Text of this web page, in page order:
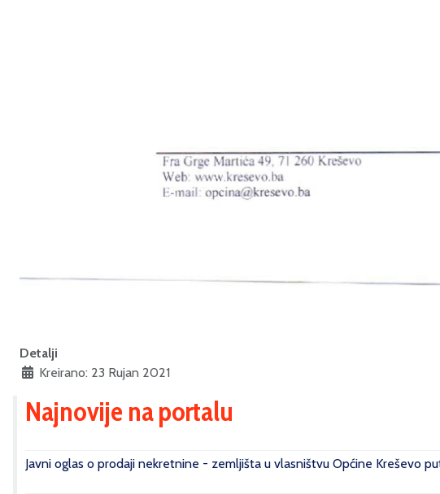
Detalji
Kreirano: 23 Rujan 2021
Najnovije na portalu
Javni oglas o prodaji nekretnine - zemljišta u vlasništvu Općine Kreševo